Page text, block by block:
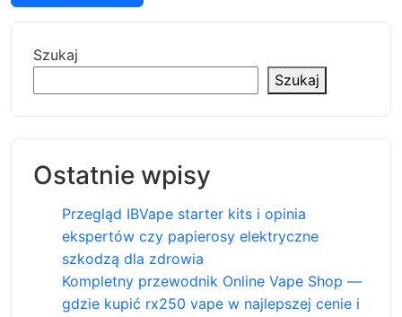
Szukaj
Szukaj
Ostatnie wpisy
Przegląd IBVape starter kits i opinia
ekspertów czy papierosy elektryczne
szkodzą dla zdrowia
Kompletny przewodnik Online Vape Shop —
gdzie kupić rx250 vape w najlepszej cenie i